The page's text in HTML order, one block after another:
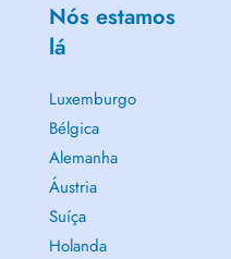
Nós estamos
lá
Luxemburgo
Bélgica
Alemanha
Áustria
Suíça
Holanda